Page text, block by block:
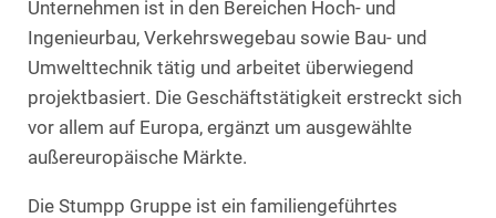
Unternehmen ist in den Bereichen Hoch‑ und
Ingenieurbau, Verkehrswegebau sowie Bau‑ und
Umwelttechnik tätig und arbeitet überwiegend
projektbasiert. Die Geschäftstätigkeit erstreckt sich
vor allem auf Europa, ergänzt um ausgewählte
außereuropäische Märkte.
Die Stumpp Gruppe ist ein familiengeführtes